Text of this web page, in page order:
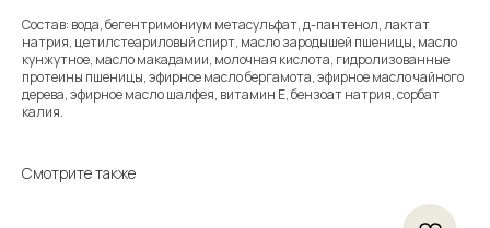
Состав: вода, бегентримониум метасульфат, д-пантенол, лактат
натрия, цетилстеариловый спирт, масло зародышей пшеницы, масло
кунжутное, масло макадамии, молочная кислота, гидролизованные
протеины пшеницы, эфирное масло бергамота, эфирное масло чайного
дерева, эфирное масло шалфея, витамин Е, бензоат натрия, сорбат
калия.
Смотрите также